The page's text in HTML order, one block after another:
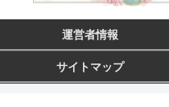
運営者情報
サイトマップ